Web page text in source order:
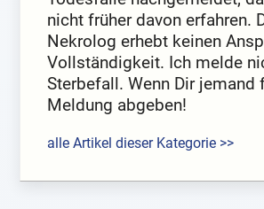
nicht früher davon erfahren.
Nekrolog erhebt keinen
Vollständigkeit. Ich melde
Sterbefall. Wenn Dir jemand
Meldung abgeben!
alle Artikel dieser Kategorie >>